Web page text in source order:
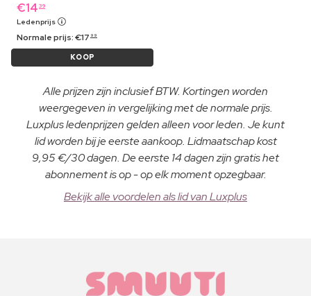
€14 39
Ledenprijs
Normale prijs:€17 99
KOOP
Alle prijzen zijn inclusief BTW. Kortingen worden
weergegeven in vergelijking met de normale prijs.
Luxplus ledenprijzen gelden alleen voor leden. Je kunt
lid worden bij je eerste aankoop. Lidmaatschap kost
9,95 €/30 dagen. De eerste 14 dagen zijn gratis het
abonnement is op - op elk moment opzegbaar.
Bekijk alle voordelen als lid van Luxplus